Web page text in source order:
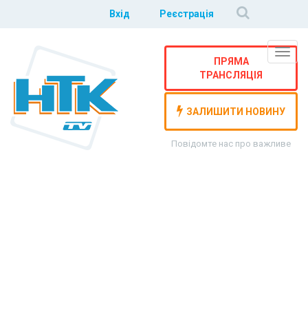
Вхід Реєстрація
ПРЯМА
ТРАНСЛЯЦІЯ
ЗАЛИШИТИ НОВИНУ
Повідомте нас про важливе